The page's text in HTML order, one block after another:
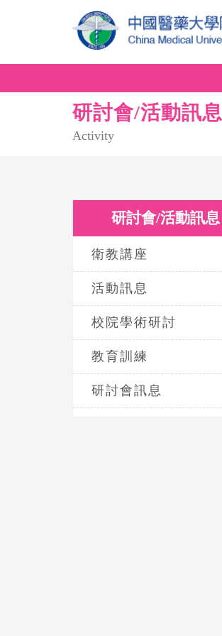
研討會/活動訊息
Activity
研討會/活動訊息
衛教講座
活動訊息
校院學術研討
教育訓練
研討會訊息